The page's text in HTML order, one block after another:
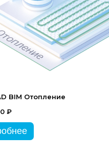
BIM Отопление
₽